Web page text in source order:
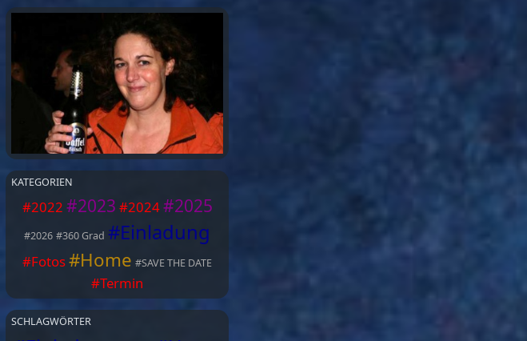
KATEGORIEN
#2022 #2023 #2024#2025
#2026 #360 Grad #Einladung
#Fotos#Home #SAVE THE DATE
#Termin
SCHLAGWÖRTER